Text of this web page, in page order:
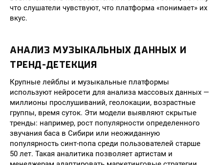
что слушатели чувствуют, что платформа «понимает» их
вкус.
АНАЛИЗ МУЗЫКАЛЬНЫХ ДАННЫХ И
ТРЕНД-ДЕТЕКЦИЯ
Крупные лейблы и музыкальные платформы
используют нейросети для анализа массовых данных —
миллионы прослушиваний, геолокации, возрастные
группы, время суток. Эти модели выявляют скрытые
тренды: например, рост популярности определенного
звучания баса в Сибири или неожиданную
популярность синт-попа среди пользователей старше
50 лет. Такая аналитика позволяет артистам и